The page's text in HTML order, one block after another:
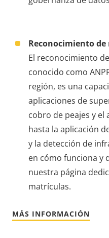
Reconocimiento
El reconocimiento
conocido como
región, es una
aplicaciones de
cobro de peajes y el
hasta la aplicación
y la detección de
en cómo funciona y
nuestra página
matrículas.
MÁS INFORMACIÓN